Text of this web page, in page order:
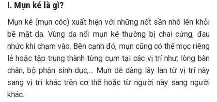
I. Mụn ké là gì?
Mụn ké (mụn cóc) xuất hiện với những nốt sần nhô lên khỏi
bề mặt da. Vùng da nổi mụn ké thường bị chai cứng, đau
nhức khi chạm vào. Bên cạnh đó, mụn cũng có thể mọc riêng
lẻ hoặc tập trung thành từng cụm tại các vị trí như: lòng bàn
chân, bộ phận sinh dục,… Mụn dễ dàng lây lan từ vị trí này
sang vị trí khác trên cơ thể hoặc từ người này sang người
khác.